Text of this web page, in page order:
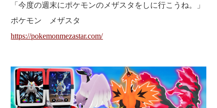
「今度の週末にポケモンのメザスタをしに行こうね。」
ポケモン メザスタ
https://pokemonmezastar.com/